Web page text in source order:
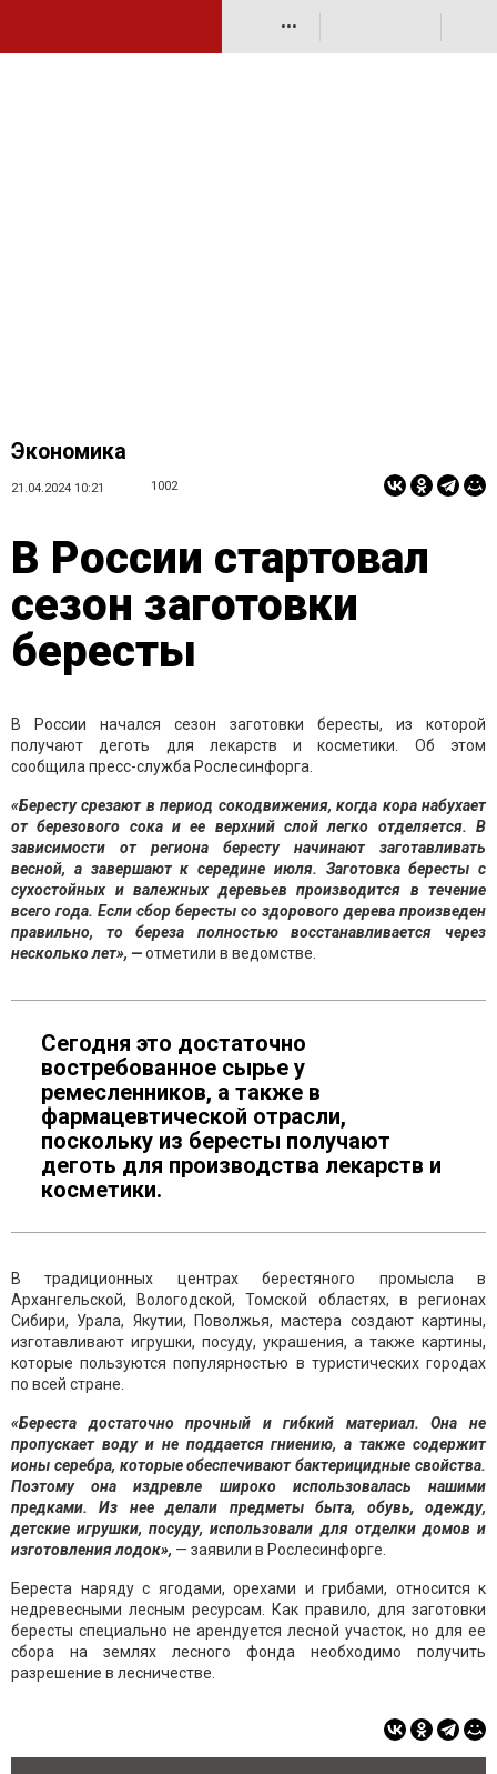
•••
Экономика
21.04.2024 10:21 1002
В России стартовал
сезон заготовки
бересты
В России начался сезон заготовки бересты, из которой
получают деготь для лекарств и косметики. Об этом
сообщила пресс-служба Рослесинфорга.
«Бересту срезают в период сокодвижения, когда кора набухает
от березового сока и ее верхний слой легко отделяется. В
зависимости от региона бересту начинают заготавливать
весной, а завершают к середине июля. Заготовка бересты с
сухостойных и валежных деревьев производится в течение
всего года. Если сбор бересты со здорового дерева произведен
правильно, то береза полностью восстанавливается через
несколько лет», —отметили в ведомстве.
Сегодня это достаточно
востребованное сырье у
ремесленников, а также в
фармацевтической отрасли,
поскольку из бересты получают
деготь для производства лекарств и
косметики.
В традиционных центрах берестяного промысла в
Архангельской, Вологодской, Томской областях, в регионах
Сибири, Урала, Якутии, Поволжья, мастера создают картины,
изготавливают игрушки, посуду, украшения, а также картины,
которые пользуются популярностью в туристических городах
по всей стране.
«Береста достаточно прочный и гибкий материал. Она не
пропускает воду и не поддается гниению, а также содержит
ионы серебра, которые обеспечивают бактерицидные свойства.
Поэтому она издревле широко использовалась нашими
предками. Из нее делали предметы быта, обувь, одежду,
детские игрушки, посуду, использовали для отделки домов и
изготовления лодок», — заявили в Рослесинфорге.
Береста наряду с ягодами, орехами и грибами, относится к
недревесными лесным ресурсам. Как правило, для заготовки
бересты специально не арендуется лесной участок, но для ее
сбора на землях лесного фонда необходимо получить
разрешение в лесничестве.